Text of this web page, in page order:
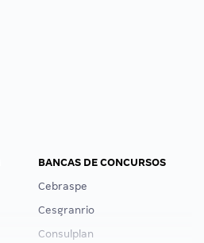
BANCAS DE CONCURSOS
Cebraspe
Cesgranrio
Consulplan